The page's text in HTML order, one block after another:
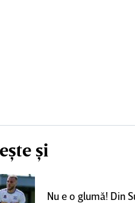
și
Nu e o glumă! Din